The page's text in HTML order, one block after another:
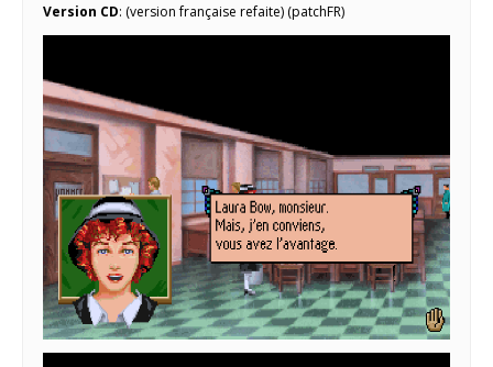
Version CD: (version française refaite) (patchFR)